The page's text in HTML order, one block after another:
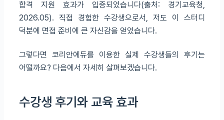
합격 지원 효과가 입증되었습니다(출처: 경기교육청,
2026.05). 직접 경험한 수강생으로서, 저도 이 스터디
덕분에 면접 준비에 큰 자신감을 얻었습니다.
그렇다면 코리안에듀를 이용한 실제 수강생들의 후기는
어떨까요? 다음에서 자세히 살펴보겠습니다.
수강생 후기와 교육 효과